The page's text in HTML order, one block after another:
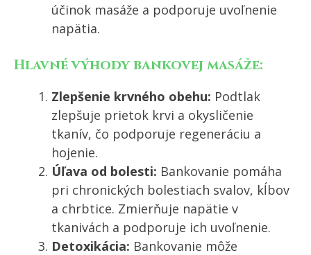
účinok masáže a podporuje uvoľnenie
napätia.
Hlavné výhody bankovej masáže:
Zlepšenie krvného obehu: Podtlak
zlepšuje prietok krvi a okysličenie
tkanív, čo podporuje regeneráciu a
hojenie.
Úľava od bolesti: Bankovanie pomáha
pri chronických bolestiach svalov, kĺbov
a chrbtice. Zmierňuje napätie v
tkanivách a podporuje ich uvoľnenie.
Detoxikácia: Bankovanie môže